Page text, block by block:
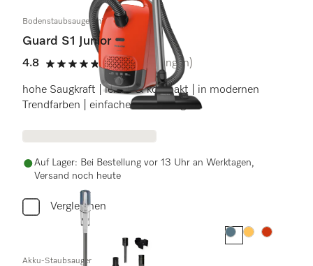
Bodenstaubsauger mit Beutel
Guard S1 Junior
4.8
4.8 Sterne von 5
(13 Bewertungen)
hohe Saugkraft | leicht & kompakt | in modernen
Trendfarben | einfache Bedienung
Auf Lager: Bei Bestellung vor 13 Uhr an Werktagen,
Versand noch heute
Vergleichen
Farbe:Farbe:Farbe:
Akku-Staubsauger